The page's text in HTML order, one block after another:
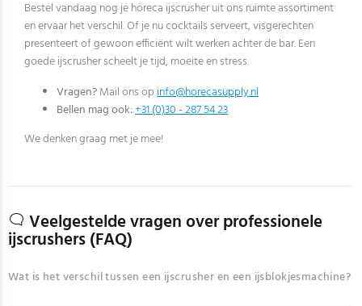
Bestel vandaag nog je horeca ijscrusher uit ons ruimte assortiment
en ervaar het verschil. Of je nu cocktails serveert, visgerechten
presenteert of gewoon efficiënt wilt werken achter de bar. Een
goede ijscrusher scheelt je tijd, moeite en stress.
Vragen?Mail ons opinfo@horecasupply.nl
Bellen mag ook:+31 (0)30 - 287 54 23
We denken graag met je mee!
Veelgestelde vragen over professionele
ijscrushers (FAQ)
Wat is het verschil tussen een ijscrusher en een ijsblokjesmachine?